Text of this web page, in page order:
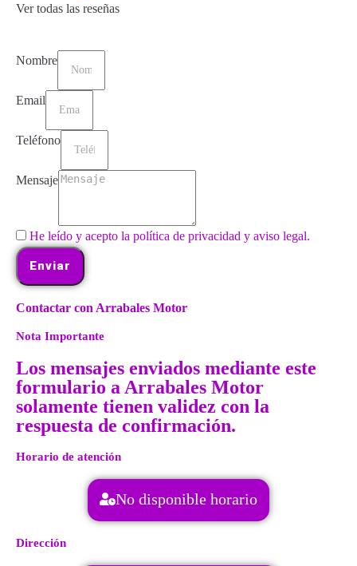
Ver todas las reseñas
Nombre
Email
Teléfono
Mensaje
He leído y acepto la política de privacidad y aviso legal.
Enviar
Contactar con Arrabales Motor
Nota Importante
Los mensajes enviados mediante este
formulario a Arrabales Motor
solamente tienen validez con la
respuesta de confirmación.
Horario de atención
No disponible horario
Dirección